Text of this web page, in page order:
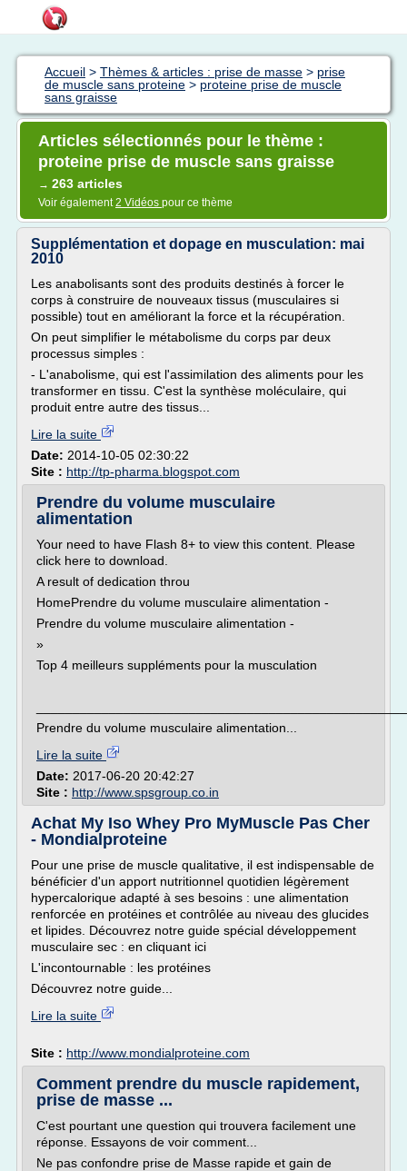
Accueil > Thèmes & articles : prise de masse > prise
de muscle sans proteine > proteine prise de muscle
sans graisse
Articles sélectionnés pour le thème :
proteine prise de muscle sans graisse
→ 263 articles
Voir également2 Vidéos pour ce thème
Supplémentation et dopage en musculation: mai
2010
Les anabolisants sont des produits destinés à forcer le
corps à construire de nouveaux tissus (musculaires si
possible) tout en améliorant la force et la récupération.
On peut simplifier le métabolisme du corps par deux
processus simples :
- L'anabolisme, qui est l'assimilation des aliments pour les
transformer en tissu. C'est la synthèse moléculaire, qui
produit entre autre des tissus...
Lire la suite
Date: 2014-10-05 02:30:22
Site : http://tp-pharma.blogspot.com
Prendre du volume musculaire
alimentation
Your need to have Flash 8+ to view this content. Please
click here to download.
A result of dedication throu
HomePrendre du volume musculaire alimentation -
Prendre du volume musculaire alimentation -
»
Top 4 meilleurs suppléments pour la musculation
Prendre du volume musculaire alimentation...
Lire la suite
Date: 2017-06-20 20:42:27
Site : http://www.spsgroup.co.in
Achat My Iso Whey Pro MyMuscle Pas Cher
- Mondialproteine
Pour une prise de muscle qualitative, il est indispensable de
bénéficier d'un apport nutritionnel quotidien légèrement
hypercalorique adapté à ses besoins : une alimentation
renforcée en protéines et contrôlée au niveau des glucides
et lipides. Découvrez notre guide spécial développement
musculaire sec : en cliquant ici
L'incontournable : les protéines
Découvrez notre guide...
Lire la suite
Site : http://www.mondialproteine.com
Comment prendre du muscle rapidement,
prise de masse ...
C'est pourtant une question qui trouvera facilement une
réponse. Essayons de voir comment...
Ne pas confondre prise de Masse rapide et gain de